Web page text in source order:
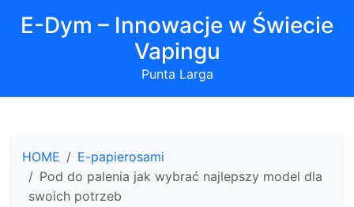
E-Dym – Innowacje w Świecie
Vapingu
Punta Larga
HOME
E-papierosami
Pod do palenia jak wybrać najlepszy model dla
swoich potrzeb